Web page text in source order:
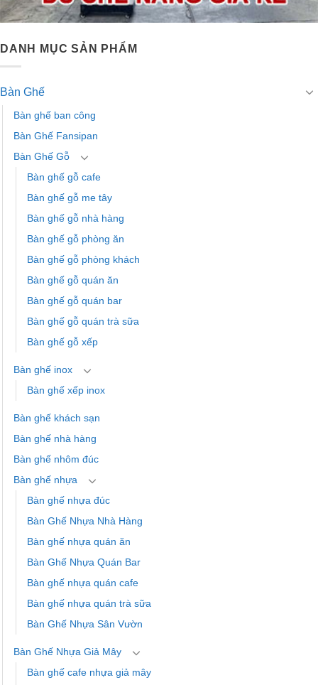
DANH MỤC SẢN PHẨM
Bàn Ghế
Bàn ghế ban công
Bàn Ghế Fansipan
Bàn Ghế Gỗ
Bàn ghế gỗ cafe
Bàn ghế gỗ me tây
Bàn ghế gỗ nhà hàng
Bàn ghế gỗ phòng ăn
Bàn ghế gỗ phòng khách
Bàn ghế gỗ quán ăn
Bàn ghế gỗ quán bar
Bàn ghế gỗ quán trà sữa
Bàn ghế gỗ xếp
Bàn ghế inox
Bàn ghế xếp inox
Bàn ghế khách sạn
Bàn ghế nhà hàng
Bàn ghế nhôm đúc
Bàn ghế nhựa
Bàn ghế nhựa đúc
Bàn Ghế Nhựa Nhà Hàng
Bàn ghế nhựa quán ăn
Bàn Ghế Nhựa Quán Bar
Bàn ghế nhựa quán cafe
Bàn ghế nhựa quán trà sữa
Bàn Ghế Nhựa Sân Vườn
Bàn Ghế Nhựa Giả Mây
Bàn ghế cafe nhựa giả mây